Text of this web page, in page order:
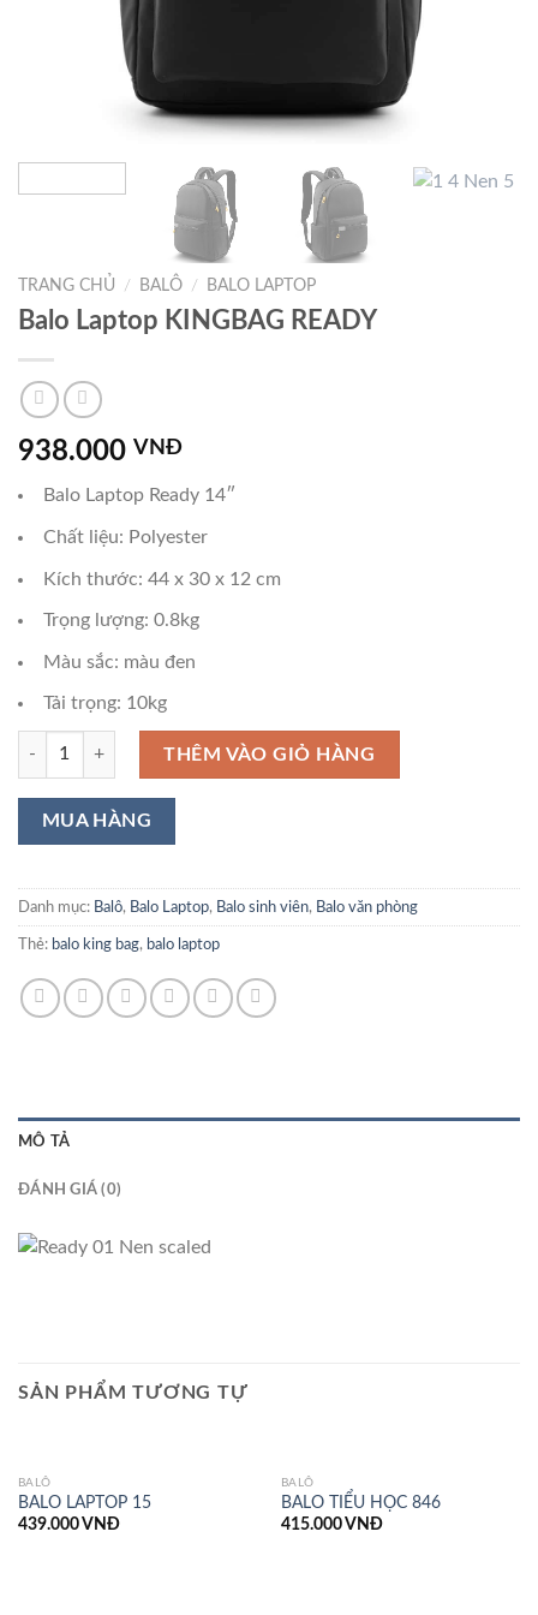
TRANG CHỦ / BALÔ / BALO LAPTOP
Balo Laptop KINGBAG READY
938.000 VNĐ
Balo Laptop Ready 14″
Chất liệu: Polyester
Kích thước: 44 x 30 x 12 cm
Trọng lượng: 0.8kg
Màu sắc: màu đen
Tải trọng: 10kg
Balo Laptop KINGBAG READY số lượng
THÊM VÀO GIỎ HÀNG
Danh mục: Balô, Balo Laptop, Balo sinh viên, Balo văn phòng
Thẻ: balo king bag, balo laptop
MÔ TẢ
ĐÁNH GIÁ (0)
SẢN PHẨM TƯƠNG TỰ
BALÔ
BALO LAPTOP 15
439.000VNĐ
BALÔ
BALO TIỂU HỌC 846
415.000VNĐ